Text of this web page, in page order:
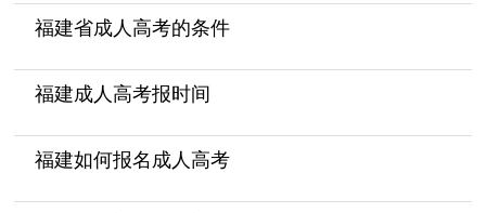
福建省成人高考的条件
福建成人高考报时间
福建如何报名成人高考